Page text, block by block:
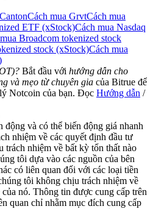
Cách mua GrvtCách mua
ETF (xStock)Cách mua Nasdaq
Broadcom tokenized stock
stock (xStock)Cách mua
Bắt đầu với hướng dẫn cho
và mẹo từ chuyên gia của Bitrue để
Notcoin của bạn. Đọc Hướng dẫn /
và có thể biến động giá nhanh
nhiệm về các quyết định đầu tư
trách nhiệm về bất kỳ tổn thất nào
tôi dựa vào các nguồn của bên
có liên quan đối với các loại tiền
tôi không chịu trách nhiệm về
nó. Thông tin được cung cấp trên
quan chỉ nhằm mục đích cung cấp